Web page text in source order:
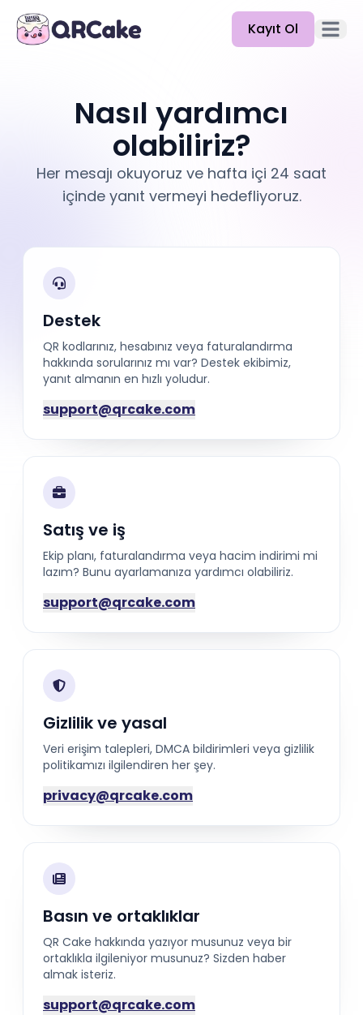
Kayıt Ol Ana
Fiyatlandırma
Belgeler
Nasıl yardımcı
olabiliriz?
Her mesajı okuyoruz ve hafta içi 24 saat
içinde yanıt vermeyi hedefliyoruz.
Destek
QR kodlarınız, hesabınız veya faturalandırma
hakkında sorularınız mı var? Destek ekibimiz,
yanıt almanın en hızlı yoludur.
support@qrcake.com
Satış ve iş
Ekip planı, faturalandırma veya hacim indirimi mi
lazım? Bunu ayarlamanıza yardımcı olabiliriz.
support@qrcake.com
Gizlilik ve yasal
Veri erişim talepleri, DMCA bildirimleri veya gizlilik
politikamızı ilgilendiren her şey.
privacy@qrcake.com
Basın ve ortaklıklar
QR Cake hakkında yazıyor musunuz veya bir
ortaklıkla ilgileniyor musunuz? Sizden haber
almak isteriz.
support@qrcake.com